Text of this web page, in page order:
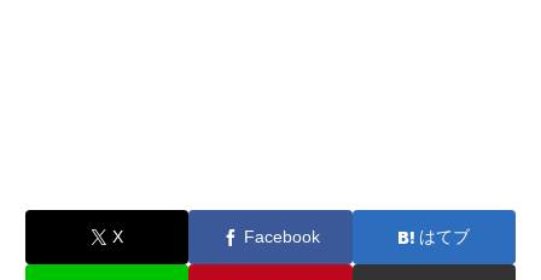
X Facebook はてブ